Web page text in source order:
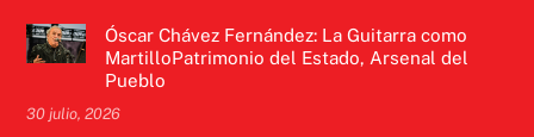
Óscar Chávez Fernández: La Guitarra como
MartilloPatrimonio del Estado, Arsenal del
Pueblo
30 julio, 2026